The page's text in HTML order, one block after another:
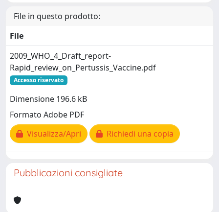
File in questo prodotto:
File
2009_WHO_4_Draft_report-
Rapid_review_on_Pertussis_Vaccine.pdf
Accesso riservato
Dimensione 196.6 kB
Formato Adobe PDF
Visualizza/Apri
Richiedi una copia
Pubblicazioni consigliate